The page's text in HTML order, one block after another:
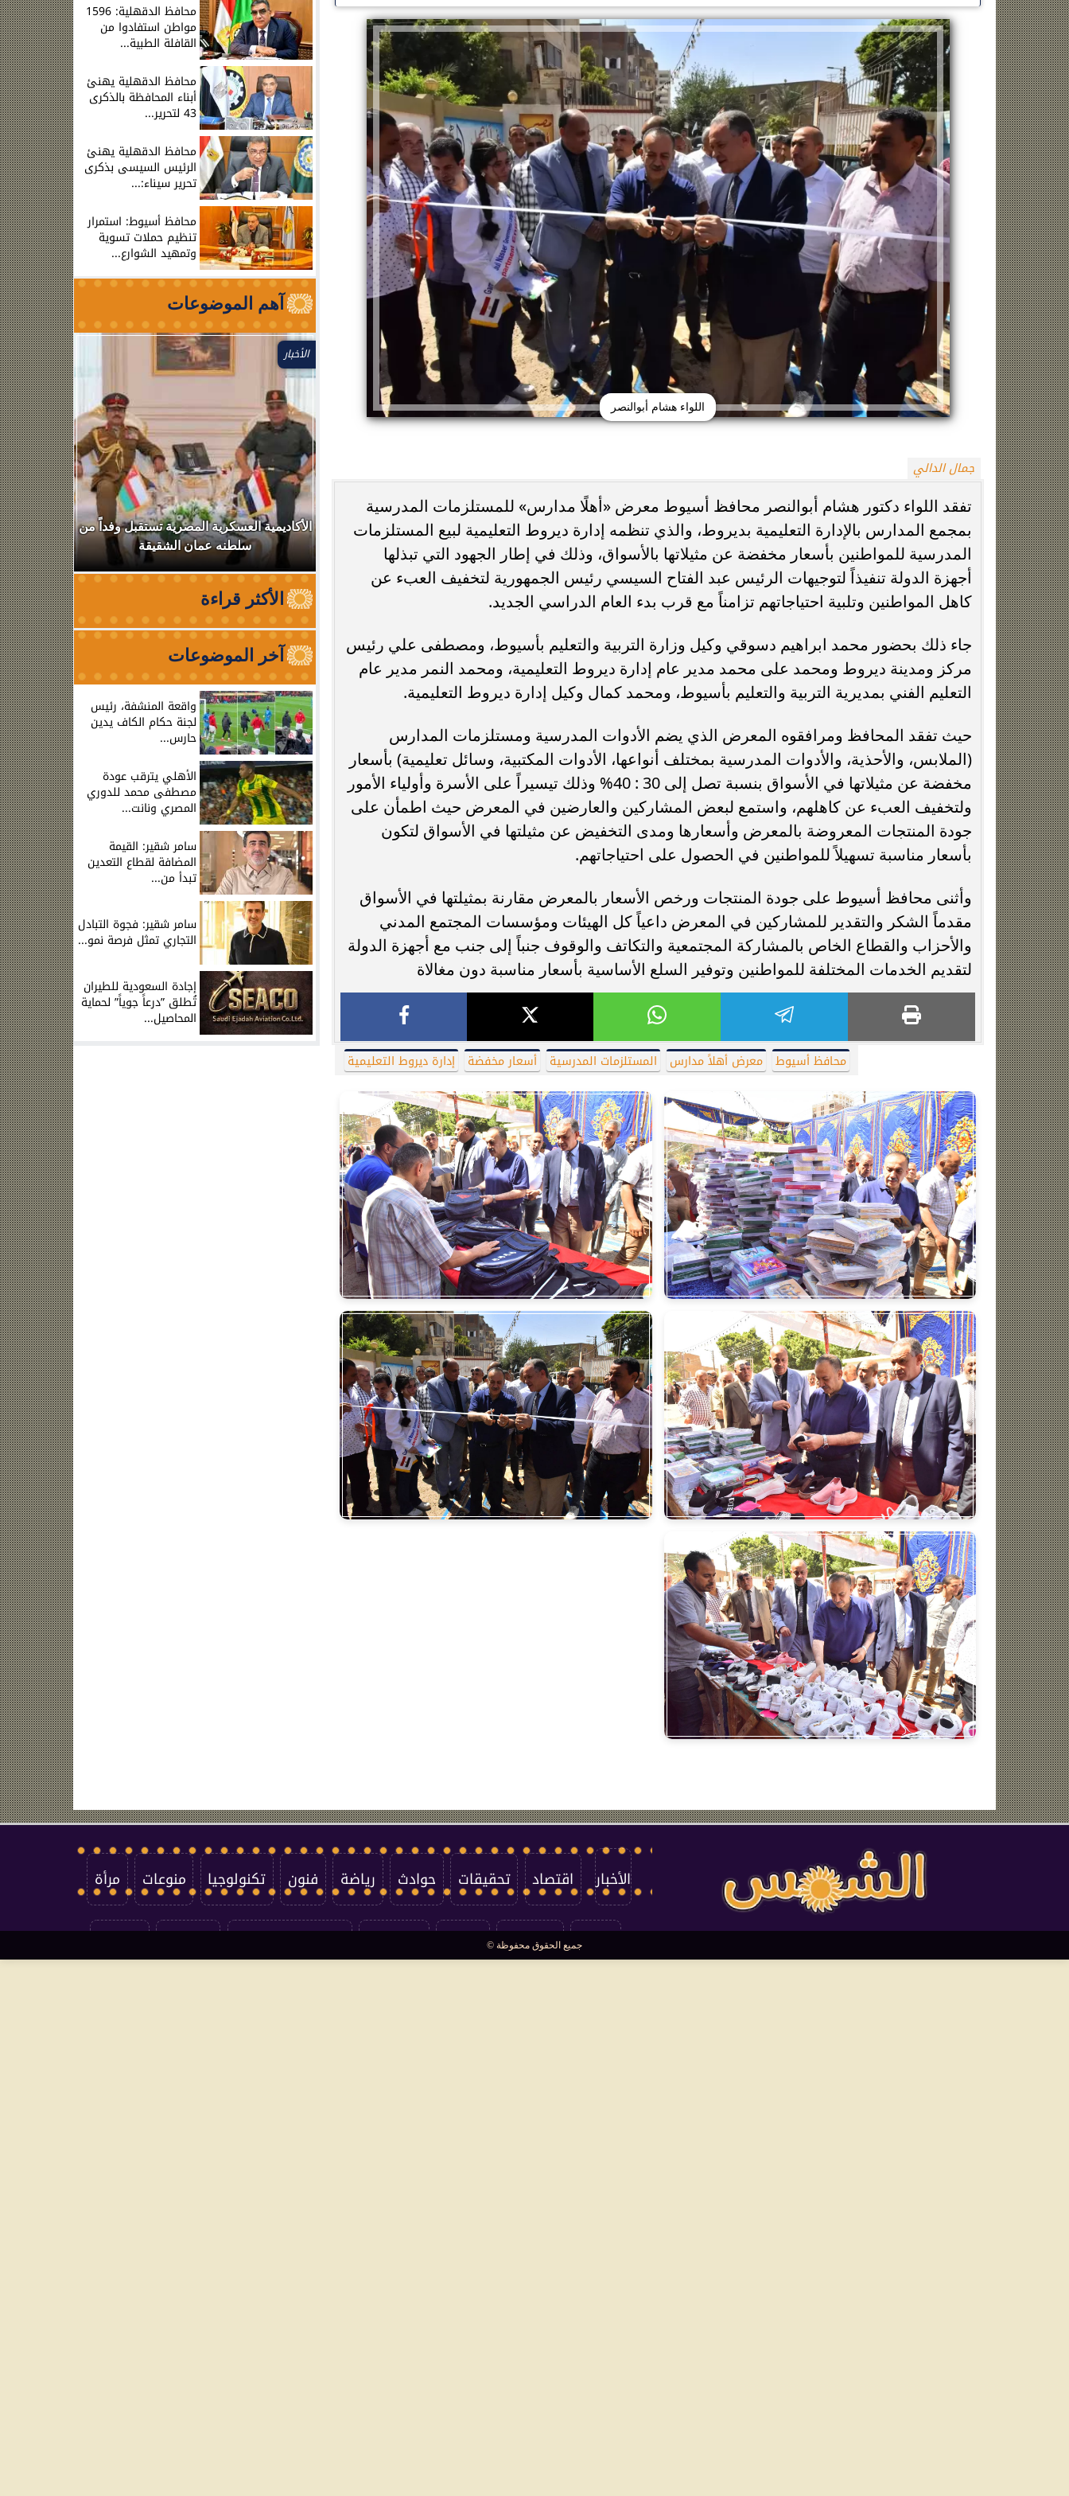
اللواء هشام أبوالنصر
جمال الدالي
تفقد اللواء دكتور هشام أبوالنصر محافظ أسيوط معرض «أهلًا مدارس» للمستلزمات المدرسية
بمجمع المدارس بالإدارة التعليمية بديروط، والذي تنظمه إدارة ديروط التعليمية لبيع المستلزمات
المدرسية للمواطنين بأسعار مخفضة عن مثيلاتها بالأسواق، وذلك في إطار الجهود التي تبذلها
أجهزة الدولة تنفيذاً لتوجيهات الرئيس عبد الفتاح السيسي رئيس الجمهورية لتخفيف العبء عن
كاهل المواطنين وتلبية احتياجاتهم تزامناً مع قرب بدء العام الدراسي الجديد.
جاء ذلك بحضور محمد ابراهيم دسوقي وكيل وزارة التربية والتعليم بأسيوط، ومصطفى علي رئيس
مركز ومدينة ديروط ومحمد على محمد مدير عام إدارة ديروط التعليمية، ومحمد النمر مدير عام
التعليم الفني بمديرية التربية والتعليم بأسيوط، ومحمد كمال وكيل إدارة ديروط التعليمية.
حيث تفقد المحافظ ومرافقوه المعرض الذي يضم الأدوات المدرسية ومستلزمات المدارس
(الملابس، والأحذية، والأدوات المدرسية بمختلف أنواعها، الأدوات المكتبية، وسائل تعليمية) بأسعار
مخفضة عن مثيلاتها في الأسواق بنسبة تصل إلى 30 : 40% وذلك تيسيراً على الأسرة وأولياء الأمور
ولتخفيف العبء عن كاهلهم، واستمع لبعض المشاركين والعارضين في المعرض حيث اطمأن على
جودة المنتجات المعروضة بالمعرض وأسعارها ومدى التخفيض عن مثيلتها في الأسواق لتكون
بأسعار مناسبة تسهيلاً للمواطنين في الحصول على احتياجاتهم.
وأثنى محافظ أسيوط على جودة المنتجات ورخص الأسعار بالمعرض مقارنة بمثيلتها في الأسواق
مقدماً الشكر والتقدير للمشاركين في المعرض داعياً كل الهيئات ومؤسسات المجتمع المدني
والأحزاب والقطاع الخاص بالمشاركة المجتمعية والتكاتف والوقوف جنباً إلى جنب مع أجهزة الدولة
لتقديم الخدمات المختلفة للمواطنين وتوفير السلع الأساسية بأسعار مناسبة دون مغالاة
محافظ أسيوط معرض أهلاً مدارس المستلزمات المدرسية أسعار مخفضة إدارة ديروط التعليمية
محافظ الدقهلية: 1596
مواطن استفادوا من
القافلة الطبية...
محافظ الدقهلية يهنئ
أبناء المحافظة بالذكرى
43 لتحرير...
محافظ الدقهلية يهنئ
الرئيس السيسى بذكرى
تحرير سيناء:...
محافظ أسيوط: استمرار
تنظيم حملات تسوية
وتمهيد الشوارع...
آهم الموضوعات
واقعة المنشفة، رئيس لجنة حكام الكاف يدين
حارس السنغال
الأهلي يترقب عودة مصطفى محمد للدوري
المصري ونانت يتمسك بمقابل مالي كبير
عاجل.. الرئيس السيسي يستقبل وزير
الخارجية الإيراني عباس عراقجي
الأخبار
الأكاديمية العسكرية المصرية تستقبل وفداً من
سلطنه عمان الشقيقة
ضربة
عصابي
الأكثر قراءة
آخر الموضوعات
واقعة المنشفة، رئيس
لجنة حكام الكاف يدين
حارس...
الأهلي يترقب عودة
مصطفى محمد للدوري
المصري ونانت...
سامر شقير: القيمة
المضافة لقطاع التعدين
تبدأ من...
سامر شقير: فجوة التبادل
التجاري تمثل فرصة نمو...
إجادة السعودية للطيران
تُطلق ”درعاً جوياً” لحماية
المحاصيل...
الأخبار اقتصاد تحقيقات حوادث رياضة فنون تكنولوجيا منوعات مرأة
العالم سوشيال
جميع الحقوق محفوظة ©